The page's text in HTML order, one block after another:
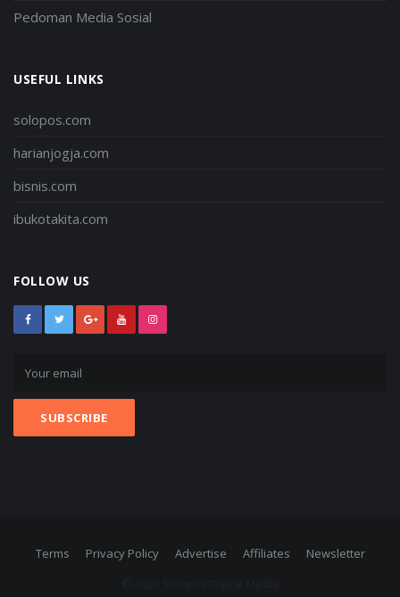
Pedoman Media Sosial
USEFUL LINKS
solopos.com
harianjogja.com
bisnis.com
ibukotakita.com
FOLLOW US
Terms Privacy Policy Advertise Affiliates
Newsletter